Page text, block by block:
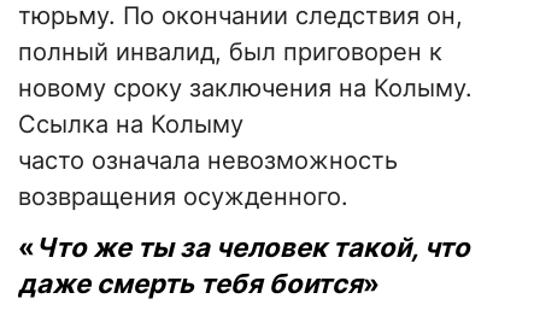
тюрьму. По окончании следствия он,
полный инвалид, был приговорен к
новому сроку заключения на Колыму.
Ссылка на Колыму
часто означала невозможность
возвращения осужденного.
«Что же ты за человек такой, что
даже смерть тебя боится»